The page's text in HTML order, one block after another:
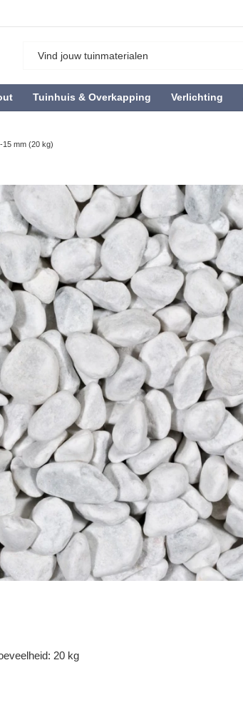
Tuinhuis & Overkapping Verlichting
15 mm (20 kg)
20 kg